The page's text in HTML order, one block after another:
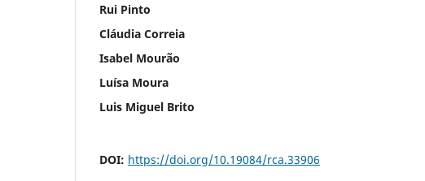
Rui Pinto
Cláudia Correia
Isabel Mourão
Luísa Moura
Luis Miguel Brito
DOI: https://doi.org/10.19084/rca.33906